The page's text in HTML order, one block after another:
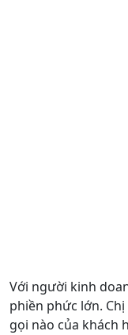
Với người kinh
phiền phức lớn.
gọi nào của khách